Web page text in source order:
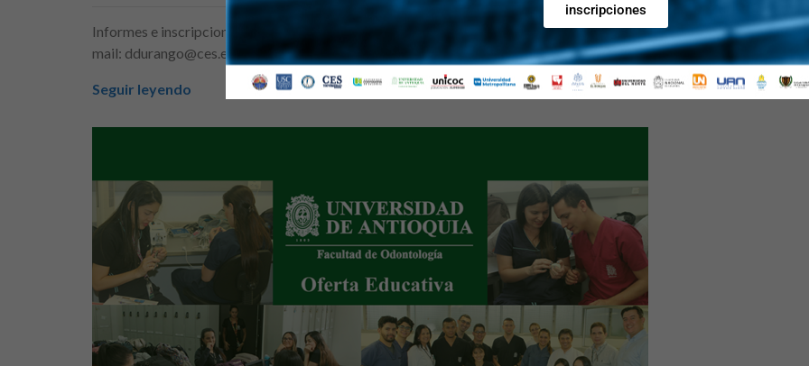
Informes e inscripciones: Diana Durango 444 05 55, Extensión 1550 Asistente Decanatura Odontología e-
mail: ddurango@ces.edu.co Vínc
Seguir leyendo
inscripciones